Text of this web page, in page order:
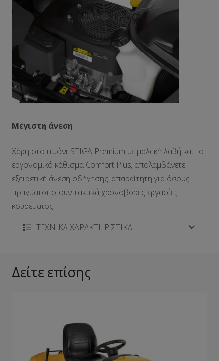
Μέγιστη άνεση
Χάρη στο τιμόνι STIGA Premium με μαλακή λαβή και το
εργονομικό κάθισμα Comfort Plus, απολαμβάνετε
εξαιρετική άνεση οδήγησης, απαραίτητη για όσους
πραγματοποιούν τακτικά χρονοβόρες εργασίες
κουρέματος.
ΤΕΧΝΙΚΑ ΧΑΡΑΚΤΗΡΙΣΤΙΚΑ
Δείτε επίσης